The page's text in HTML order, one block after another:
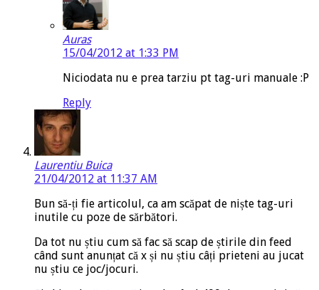
Auras
15/04/2012 at 1:33 PM
Niciodata nu e prea tarziu pt tag-uri manuale :P
Reply
Laurentiu Buica
21/04/2012 at 11:37 AM
Bun să-ți fie articolul, ca am scăpat de niște tag-uri
inutile cu poze de sărbători.
Da tot nu știu cum să fac să scap de știrile din feed
când sunt anunțat că x și nu știu câți prieteni au jucat
nu știu ce joc/jocuri.